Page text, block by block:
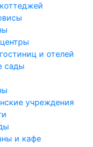
и отелей
сады
учреждения
и кафе